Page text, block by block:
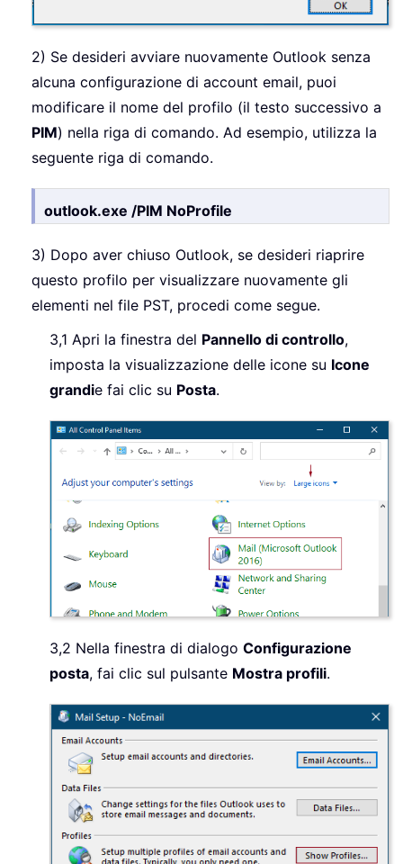
2) Se desideri avviare nuovamente Outlook senza
alcuna configurazione di account email, puoi
modificare il nome del profilo (il testo successivo a
PIM) nella riga di comando. Ad esempio, utilizza la
seguente riga di comando.
outlook.exe /PIM NoProfile
3) Dopo aver chiuso Outlook, se desideri riaprire
questo profilo per visualizzare nuovamente gli
elementi nel file PST, procedi come segue.
3,1 Apri la finestra del Pannello di controllo,
imposta la visualizzazione delle icone su Icone
grandie fai clic su Posta.
3,2 Nella finestra di dialogo Configurazione
posta, fai clic sul pulsante Mostra profili.